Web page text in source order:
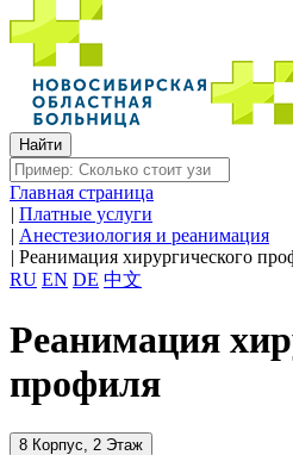
Главная страница
| Платные услуги
| Анестезиология и реанимация
| Реанимация хирургического
RU EN DE 中文
Реанимация
профиля
8 Корпус, 2 Этаж